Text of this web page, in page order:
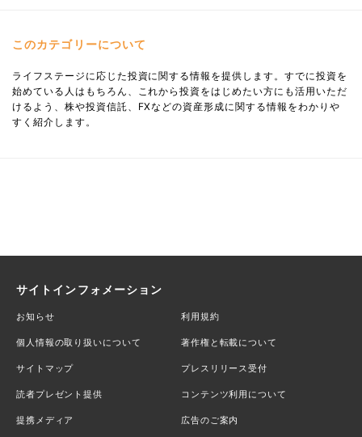
このカテゴリーについて
ライフステージに応じた投資に関する情報を提供します。すでに投資を
始めている人はもちろん、これから投資をはじめたい方にも活用いただ
けるよう、株や投資信託、FXなどの資産形成に関する情報をわかりや
すく紹介します。
サイトインフォメーション
お知らせ 利用規約
個人情報の取り扱いについて 著作権と転載について
サイトマップ プレスリリース受付
読者プレゼント提供 コンテンツ利用について
提携メディア 広告のご案内